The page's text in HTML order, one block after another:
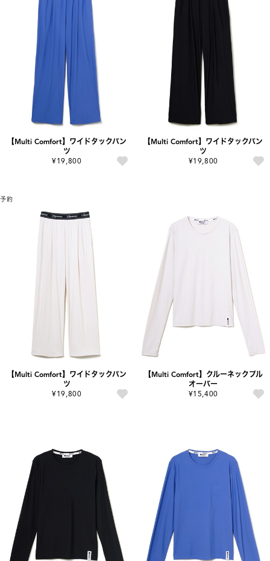
【Multi Comfort】ワイドタックパン
ツ
¥19,800
【Multi Comfort】ワイドタックパン
ツ
¥19,800
予約
【Multi Comfort】ワイドタックパン
ツ
¥19,800
【Multi Comfort】クルーネックプル
オーバー
¥15,400